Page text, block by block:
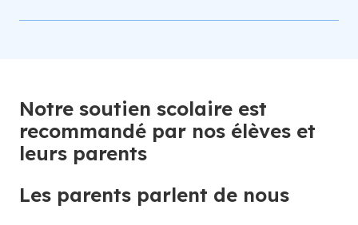
Notre soutien scolaire est
recommandé par nos élèves et
leurs parents
Les parents parlent de nous